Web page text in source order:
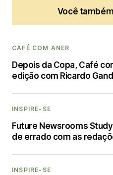
Você
CAFÉ COM ANER
Depois da Copa, Café
edição com Ricardo
INSPIRE-SE
Future Newsrooms
de errado com as
INSPIRE-SE